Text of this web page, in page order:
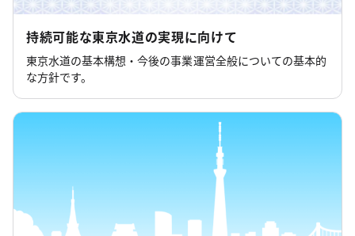
2026年7月19日
NEW 水道局
荒廃渓流復旧工事における死亡事故について
2026年7月10日
「夏休み水のふるさと体験会」の参加者を募集し
持続可能な東京水道の実現に向けて
東京水道の基本構想・今後の事業運営全般についての基本的
な方針です。